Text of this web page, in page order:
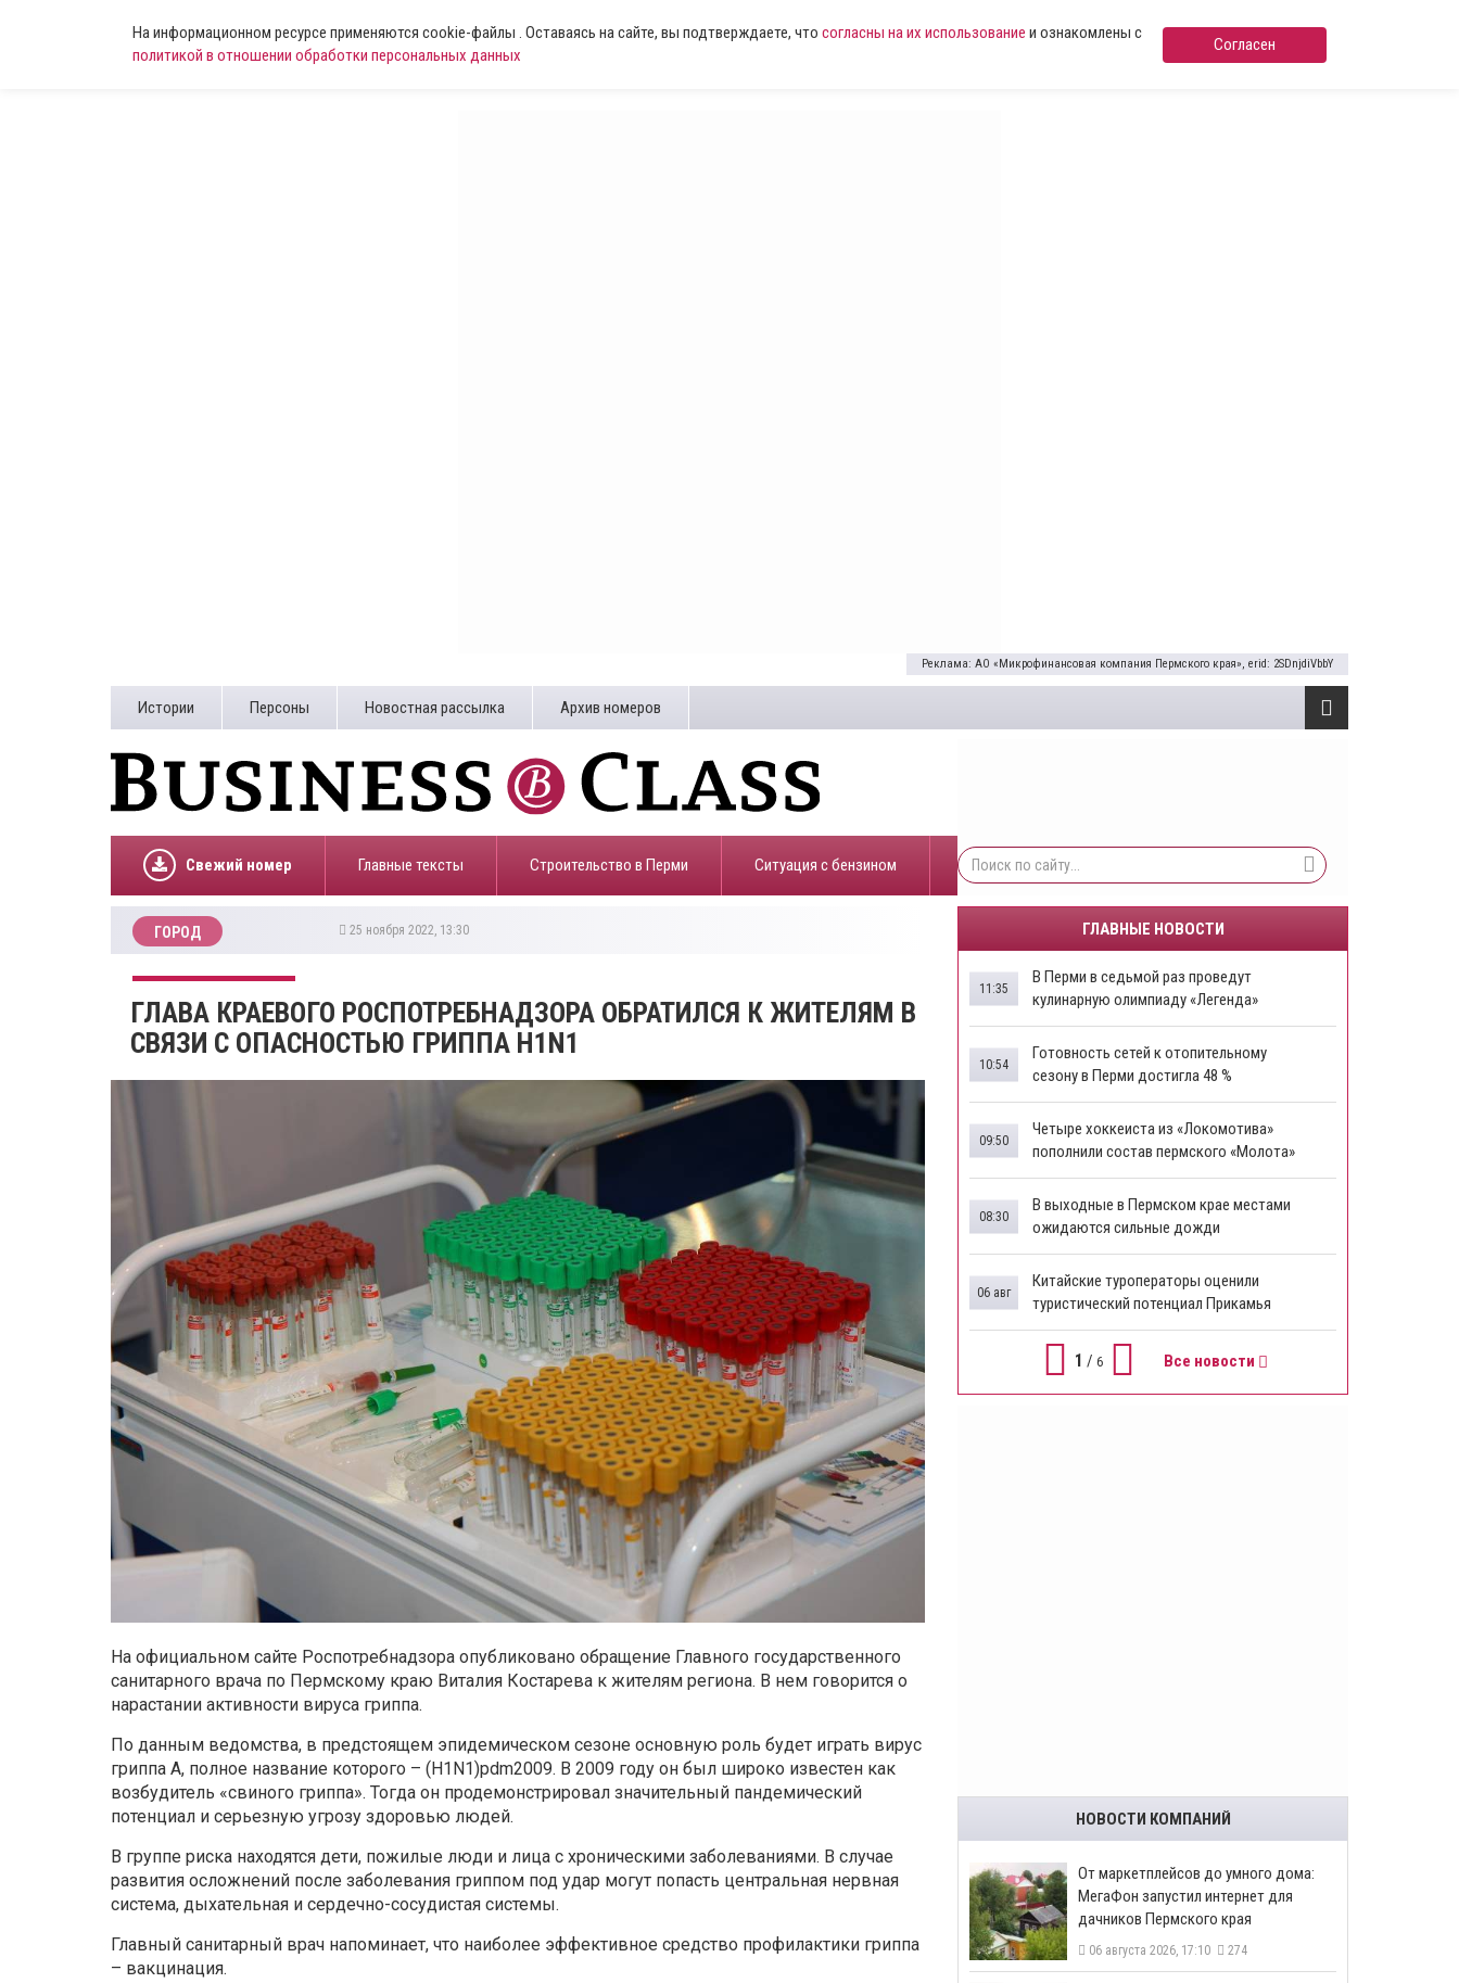
На информационном ресурсе применяются cookie-файлы . Оставаясь на сайте, вы подтверждаете, что согласны на их использование и ознакомлены с
политикой в отношении обработки персональных данных
Согласен
Реклама: АО «Микрофинансовая компания Пермского края», erid: 2SDnjdiVbbY
Истории Персоны Новостная рассылка Архив номеров
Свежий номер Главные тексты Строительство в Перми ​Ситуация с бензином
ГОРОД 25 ноября 2022, 13:30
ГЛАВА КРАЕВОГО РОСПОТРЕБНАДЗОРА ОБРАТИЛСЯ К ЖИТЕЛЯМ В
СВЯЗИ С ОПАСНОСТЬЮ ГРИППА H1N1
На официальном сайте Роспотребнадзора опубликовано обращение Главного государственного
санитарного врача по Пермскому краю Виталия Костарева к жителям региона. В нем говорится о
нарастании активности вируса гриппа.
По данным ведомства, в предстоящем эпидемическом сезоне основную роль будет играть вирус
гриппа A, полное название которого – (H1N1)pdm2009. В 2009 году он был широко известен как
возбудитель «свиного гриппа». Тогда он продемонстрировал значительный пандемический
потенциал и серьезную угрозу здоровью людей.
В группе риска находятся дети, пожилые люди и лица с хроническими заболеваниями. В случае
развития осложнений после заболевания гриппом под удар могут попасть центральная нервная
система, дыхательная и сердечно-сосудистая системы.
Главный санитарный врач напоминает, что наиболее эффективное средство профилактики гриппа
– вакцинация.
ГЛАВНЫЕ НОВОСТИ
В Перми в седьмой раз проведут
кулинарную олимпиаду «Легенда»
11:35
Готовность сетей к отопительному
сезону в Перми достигла 48 %
10:54
Четыре хоккеиста из «Локомотива»
пополнили состав пермского «Молота»
09:50
В выходные в Пермском крае местами
ожидаются сильные дожди
08:30
Китайские туроператоры оценили
туристический потенциал Прикамья
06 авг
1 / 6 Все новости
НОВОСТИ КОМПАНИЙ
От маркетплейсов до умного дома:
МегаФон запустил интернет для
дачников Пермского края
06 августа 2026, 17:10 274